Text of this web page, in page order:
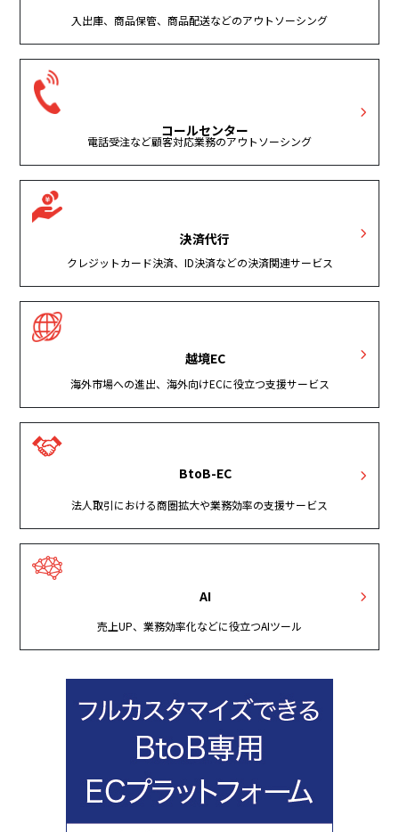
入出庫、商品保管、商品配送などのアウトソーシング
コールセンター
電話受注など顧客対応業務のアウトソーシング
決済代行
クレジットカード決済、ID決済などの決済関連サービス
越境EC
海外市場への進出、海外向けECに役立つ支援サービス
BtoB-EC
法人取引における商圏拡大や業務効率の支援サービス
AI
売上UP、業務効率化などに役立つAIツール